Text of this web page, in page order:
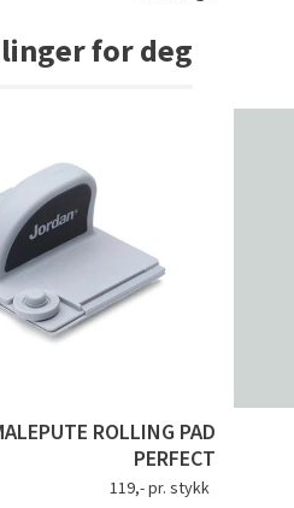
for deg
ROLLING PAD
PERFECT
119,- pr. stykk